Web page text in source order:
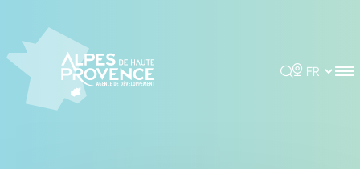
Rechercher
Choisir la